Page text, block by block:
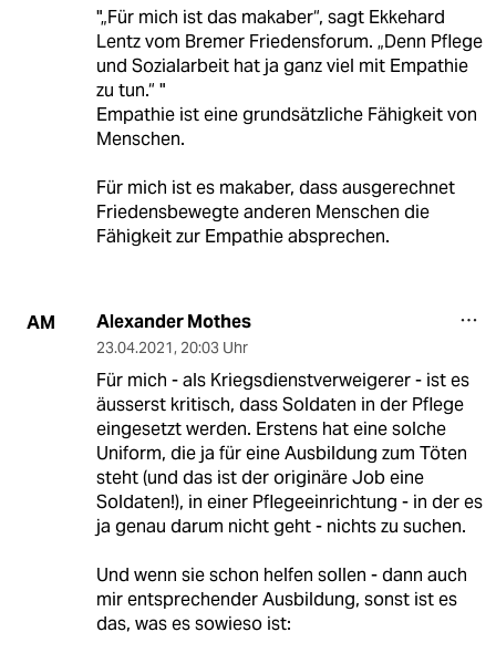
"„Für mich ist das makaber“, sagt Ekkehard
Lentz vom Bremer Friedensforum. „Denn Pflege
und Sozialarbeit hat ja ganz viel mit Empathie
zu tun.“ "
Empathie ist eine grundsätzliche Fähigkeit von
Menschen.
Für mich ist es makaber, dass ausgerechnet
Friedensbewegte anderen Menschen die
Fähigkeit zur Empathie absprechen.
AM Alexander Mothes
23.04.2021, 20:03 Uhr
Für mich - als Kriegsdienstverweigerer - ist es
äusserst kritisch, dass Soldaten in der Pflege
eingesetzt werden. Erstens hat eine solche
Uniform, die ja für eine Ausbildung zum Töten
steht (und das ist der originäre Job eine
Soldaten!), in einer Pflegeeinrichtung - in der es
ja genau darum nicht geht - nichts zu suchen.
Und wenn sie schon helfen sollen - dann auch
mir entsprechender Ausbildung, sonst ist es
das, was es sowieso ist: